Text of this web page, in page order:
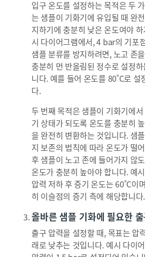
입구 온도를 설정하는 목적은 두
는 샘플이 기화기에 유입될 때 완
지하기에 충분히 낮은 온도여야
시 다이어그램에서, 4 bar의 기포
샘플 분류를 방지하려면, 노고 존
충분히 먼 반올림된 정수로 설정
니다. 예를 들어 온도를 80˚C로 설
다.
두 번째 목적은 샘플이 기화기에
기 상태가 되도록 온도를 충분히
을 완전히 변환하는 것입니다. 샘
지 보존의 법칙에 따라 온도가 떨
후 샘플이 노고 존에 들어가지 않
온도가 충분히 높아야 합니다. 예
압력 저하 후 증기 온도는 60˚C이
히 이슬점의 증기 측에 해당합니다.
올바른 샘플 기화에 필요한
출구 압력을 설정할 때, 목표는 압
래로 낮추는 것입니다. 예시 다이